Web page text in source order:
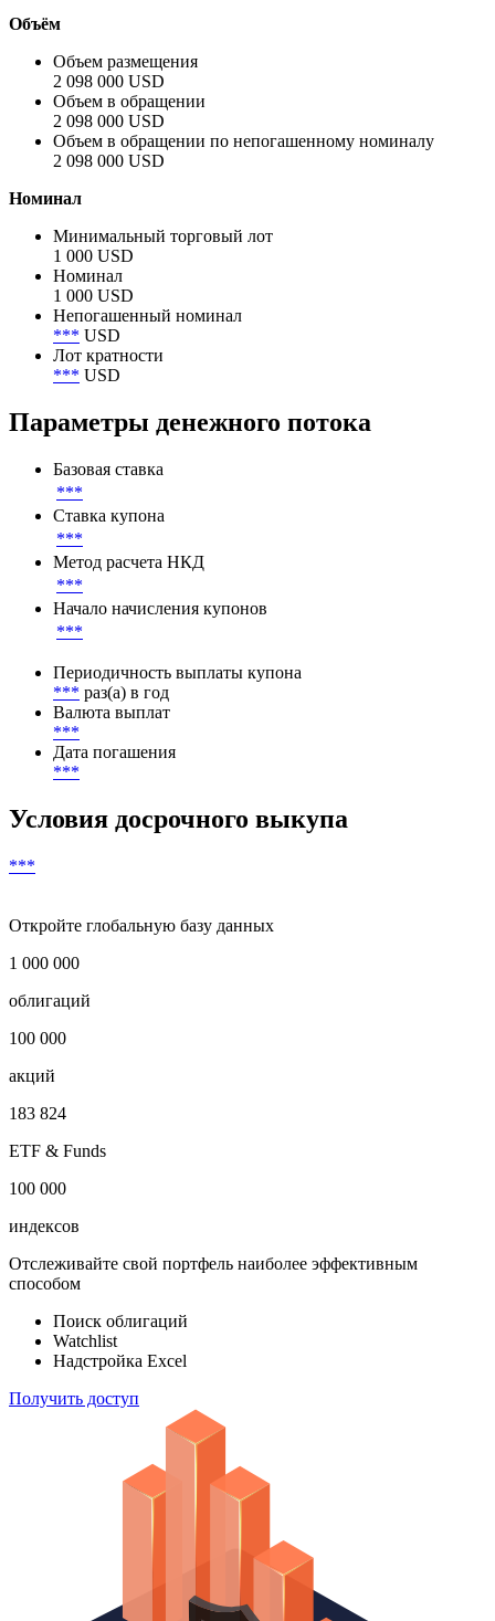
Объём
Объем размещения
2 098 000 USD
Объем в обращении
2 098 000 USD
Объем в обращении по непогашенному номиналу
2 098 000 USD
Номинал
Минимальный торговый лот
1 000 USD
Номинал
1 000 USD
Непогашенный номинал
*** USD
Лот кратности
*** USD
Параметры денежного потока
Базовая ставка
***
Ставка купона
***
Метод расчета НКД
***
Начало начисления купонов
***
Периодичность выплаты купона
*** раз(а) в год
Валюта выплат
***
Дата погашения
***
Условия досрочного выкупа
***
Откройте глобальную базу данных
1 000 000
облигаций
100 000
акций
183 824
ETF & Funds
100 000
индексов
Отслеживайте свой портфель наиболее эффективным
способом
Поиск облигаций
Watchlist
Надстройка Excel
Получить доступ